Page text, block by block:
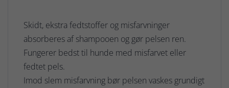
Skidt, ekstra fedtstoffer og misfarvninger
absorberes af shampooen og gør pelsen ren.
Fungerer bedst til hunde med misfarvet eller
fedtet pels.
Imod slem misfarvning bør pelsen vaskes grundigt